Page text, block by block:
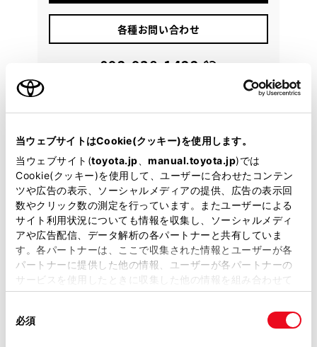
当ウェブサイトはCookie(クッキー)を使用します。
当ウェブサイト(toyota.jp manual.toyota.jp)では
Cookie(クッキー)を使用して、ユーザーに合わせたコンテン
ツや広告の表示、ソーシャルメディアの提供、広告の表示回
数やクリック数の測定を行っています。またユーザーによる
サイト利用状況についても情報を収集し、ソーシャルメディ
アや広告配信、データ解析の各パートナーと共有していま
す。各パートナーは、ここで収集された情報とユーザーが各
パートナーに提供した他の情報、ユーザーが各パートナーの
サービスを使用したときに収集した他の情報を組み合わせて
使用することがあります。当ウェブサイトの使用を続行する
必須
各種お問い合わせ
092-938-1422